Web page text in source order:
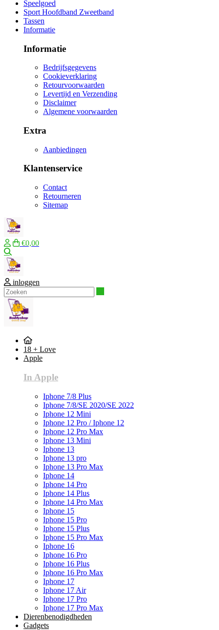
Speelgoed
Sport Hoofdband Zweetband
Tassen
Informatie
Informatie
Bedrijfsgegevens
Cookieverklaring
Retourvoorwaarden
Levertijd en Verzending
Disclaimer
Algemene voorwaarden
Extra
Aanbiedingen
Klantenservice
Contact
Retourneren
Sitemap
€0,00
inloggen
18 + Love
Apple
In Apple
Iphone 7/8 Plus
Iphone 7/8/SE 2020/SE 2022
Iphone 12 Mini
Iphone 12 Pro / Iphone 12
Iphone 12 Pro Max
Iphone 13 Mini
Iphone 13
Iphone 13 pro
Iphone 13 Pro Max
Iphone 14
Iphone 14 Pro
Iphone 14 Plus
Iphone 14 Pro Max
Iphone 15
Iphone 15 Pro
Iphone 15 Plus
Iphone 15 Pro Max
Iphone 16
Iphone 16 Pro
Iphone 16 Plus
Iphone 16 Pro Max
Iphone 17
Iphone 17 Air
Iphone 17 Pro
Iphone 17 Pro Max
Dierenbenodigdheden
Gadgets